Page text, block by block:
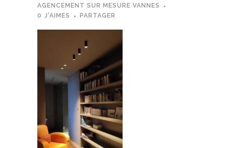
AGENCEMENT SUR MESURE VANNES
0 J'AIMES PARTAGER